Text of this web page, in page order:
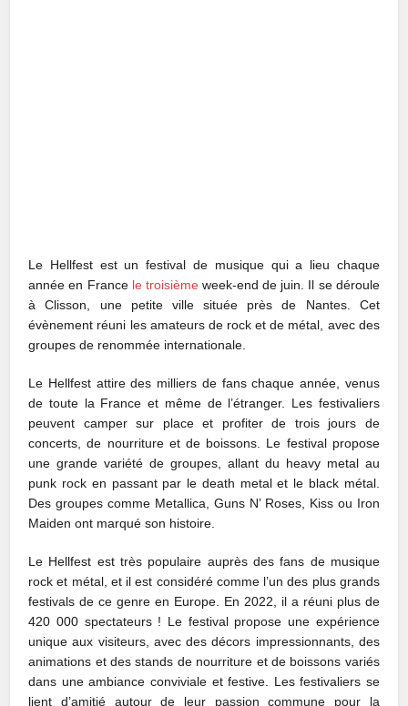
Le Hellfest est un festival de musique qui a lieu chaque
année en France le troisième week-end de juin. Il se déroule
à Clisson, une petite ville située près de Nantes. Cet
évènement réuni les amateurs de rock et de métal, avec des
groupes de renommée internationale.
Le Hellfest attire des milliers de fans chaque année, venus
de toute la France et même de l’étranger. Les festivaliers
peuvent camper sur place et profiter de trois jours de
concerts, de nourriture et de boissons. Le festival propose
une grande variété de groupes, allant du heavy metal au
punk rock en passant par le death metal et le black métal.
Des groupes comme Metallica, Guns N’ Roses, Kiss ou Iron
Maiden ont marqué son histoire.
Le Hellfest est très populaire auprès des fans de musique
rock et métal, et il est considéré comme l’un des plus grands
festivals de ce genre en Europe. En 2022, il a réuni plus de
420 000 spectateurs ! Le festival propose une expérience
unique aux visiteurs, avec des décors impressionnants, des
animations et des stands de nourriture et de boissons variés
dans une ambiance conviviale et festive. Les festivaliers se
lient d’amitié autour de leur passion commune pour la